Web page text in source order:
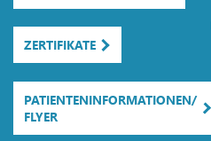
ZERTIFIKATE
PATIENTENINFORMATIONEN/
FLYER